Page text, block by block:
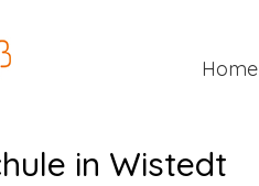
Home
in Wistedt